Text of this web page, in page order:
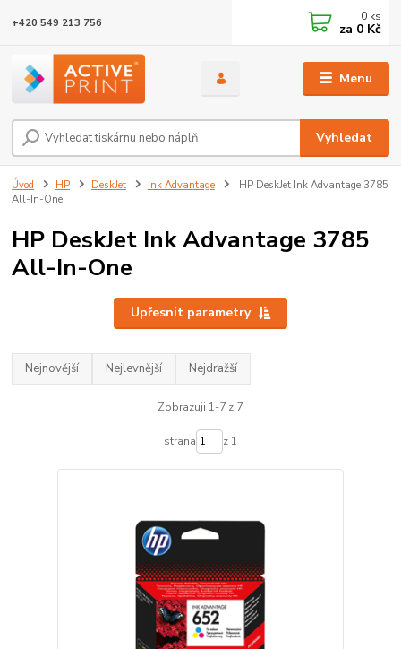
Menu
Vyhledat
+420 549 213 756 0 ks
za 0 Kč
Úvod HP DeskJet Ink Advantage
HP DeskJet Ink Advantage 3785
All-In-One
HP DeskJet Ink Advantage 3785
All-In-One
Upřesnit parametry
Nejnovější Nejlevnější Nejdražší
Zobrazuji 1-7 z 7
strana z 1